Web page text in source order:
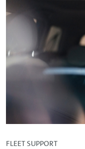
FLEET SUPPORT